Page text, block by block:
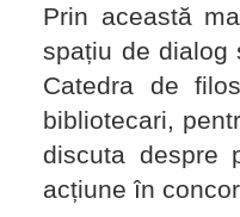
Prin această
spațiu de dialog
Catedra de
bibliotecari,
discuta despre
acțiune în